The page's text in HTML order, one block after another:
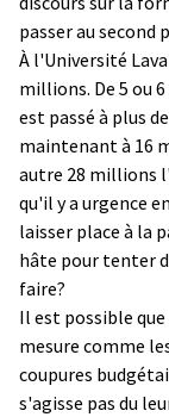
passer au second
À l'Université
millions. De 5 ou
est passé à plus
maintenant à 16
autre 28 millions
qu'il y a urgence
laisser place à la
hâte pour tenter
faire?
Il est possible
mesure comme
coupures
s'agisse pas du